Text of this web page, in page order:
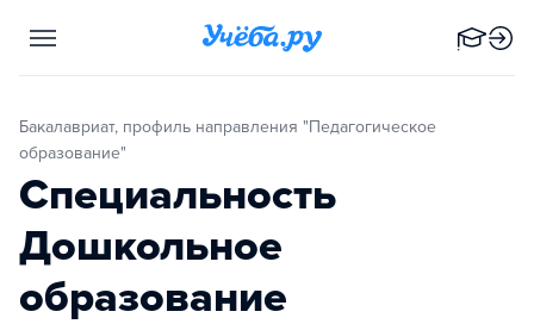
Бакалавриат, профиль направления "Педагогическое
образование"
Специальность
Дошкольное
образование